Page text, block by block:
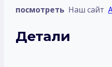
посмотреть Наш сайт
Детали